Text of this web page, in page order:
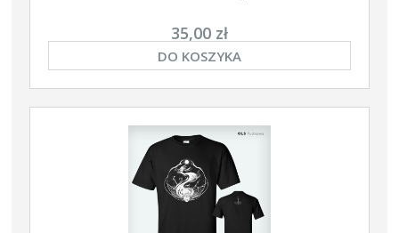
35,00 zł
DO KOSZYKA